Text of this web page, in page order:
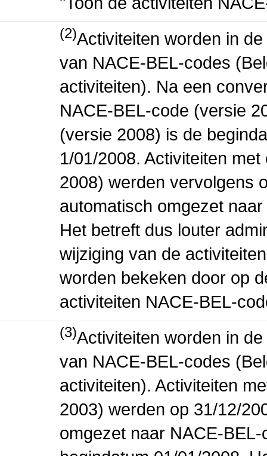
(2)Activiteiten worden in
van NACE-BEL-codes
activiteiten). Na een
NACE-BEL-code (versie
(versie 2008) is de
1/01/2008. Activiteiten
2008) werden vervolgens
automatisch omgezet
Het betreft dus louter
wijziging van de
worden bekeken door op
activiteiten NACE-BEL-
(3)Activiteiten worden in
van NACE-BEL-codes
activiteiten). Activiteiten
2003) werden op 31/12/
omgezet naar NACE-